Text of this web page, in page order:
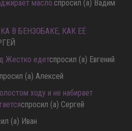
масло.
В БЕНЗОБАКЕ, КАК ЕЁ
ходу и не набирает